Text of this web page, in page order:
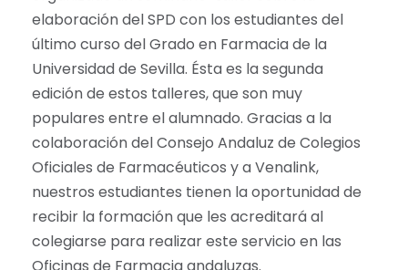
elaboración del SPD con los estudiantes del
último curso del Grado en Farmacia de la
Universidad de Sevilla. Ésta es la segunda
edición de estos talleres, que son muy
populares entre el alumnado. Gracias a la
colaboración del Consejo Andaluz de Colegios
Oficiales de Farmacéuticos y a Venalink,
nuestros estudiantes tienen la oportunidad de
recibir la formación que les acreditará al
colegiarse para realizar este servicio en las
Oficinas de Farmacia andaluzas.